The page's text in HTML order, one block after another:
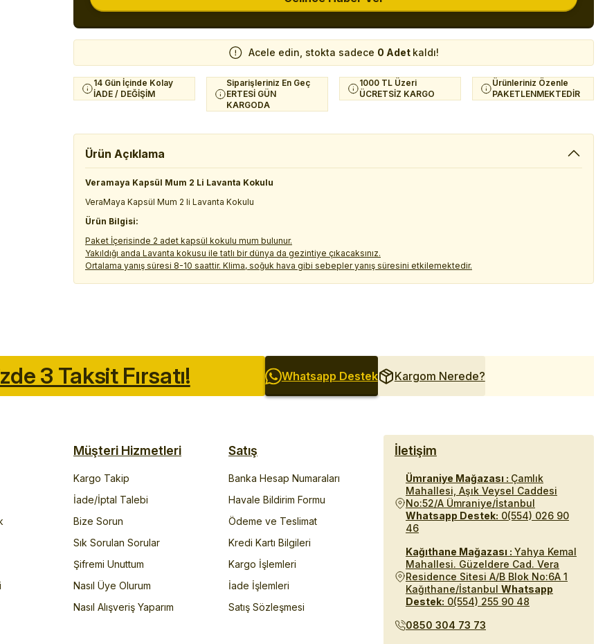
Acele edin, stokta sadece 0 Adet kaldı!
14 Gün İçinde Kolay
İADE / DEĞİŞİM
Siparişleriniz En Geç
ERTESİ GÜN
KARGODA
1000 TL Üzeri
ÜCRETSİZ KARGO
Ürünleriniz Özenle
PAKETLENMEKTEDİR
Ürün Açıklama
Veramaya Kapsül Mum 2 Li Lavanta Kokulu
VeraMaya Kapsül Mum 2 li Lavanta Kokulu
Ürün Bilgisi:
Paket İçerisinde 2 adet kapsül kokulu mum bulunur.
Yakıldığı anda Lavanta kokusu ile tatlı bir dünya da gezintiye çıkacaksınız.
Ortalama yanış süresi 8-10 saattir. Klima, soğuk hava gibi sebepler yanış süresini etkilemektedir.
3 Taksit Fırsatı! Whatsapp Destek Kargom Nerede?
Müşteri Hizmetleri
Kargo Takip
İade/İptal Talebi
Bize Sorun
Sık Sorulan Sorular
Şifremi Unuttum
Nasıl Üye Olurum
Nasıl Alışveriş Yaparım
Satış
Banka Hesap Numaraları
Havale Bildirim Formu
Ödeme ve Teslimat
Kredi Kartı Bilgileri
Kargo İşlemleri
İade İşlemleri
Satış Sözleşmesi
İletişim
Ümraniye Mağazası : Çamlık
Mahallesi, Aşık Veysel Caddesi
No:52/A Ümraniye/İstanbul
Whatsapp Destek: 0(554) 026 90
46
Kağıthane Mağazası : Yahya Kemal
Mahallesi. Güzeldere Cad. Vera
Residence Sitesi A/B Blok No:6A 1
Kağıthane/İstanbul Whatsapp
Destek: 0(554) 255 90 48
0850 304 73 73